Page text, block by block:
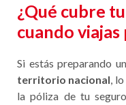
¿Qué cubre
cuando
Si estás preparando
territorio nacional,
la póliza de tu